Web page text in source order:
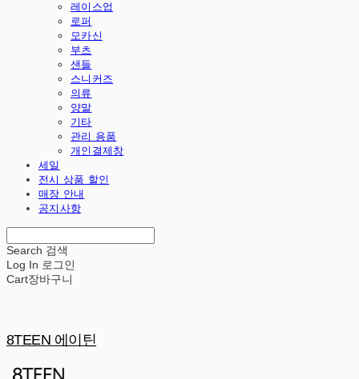
레이스업
로퍼
모카신
부츠
샌들
스니커즈
의류
양말
기타
관리 용품
개인결제창
세일
전시 상품 할인
매장 안내
공지사항
Search 검색
Log In 로그인
Cart장바구니
8TEEN 에이틴